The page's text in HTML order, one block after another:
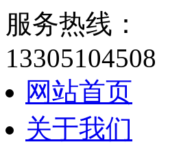
服务热线：
13305104508
网站首页
关于我们